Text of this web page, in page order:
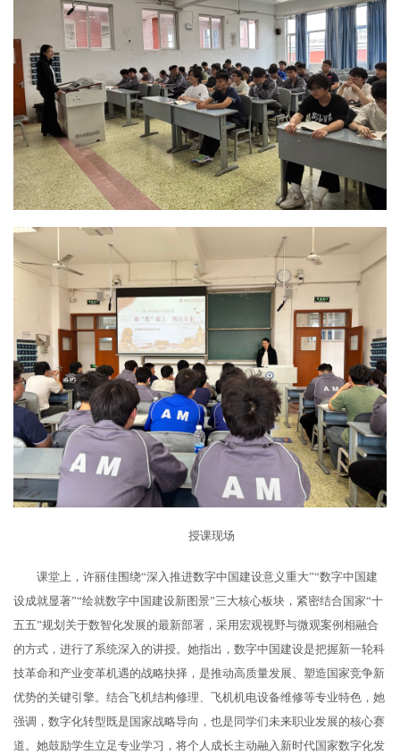
授课现场
课堂上，许丽佳围绕“深入推进数字中国建设意义重大”“数字中国建
设成就显著”“绘就数字中国建设新图景”三大核心板块，紧密结合国家“十
五五”规划关于数智化发展的最新部署，采用宏观视野与微观案例相融合
的方式，进行了系统深入的讲授。她指出，数字中国建设是把握新一轮科
技革命和产业变革机遇的战略抉择，是推动高质量发展、塑造国家竞争新
优势的关键引擎。结合飞机结构修理、飞机机电设备维修等专业特色，她
强调，数字化转型既是国家战略导向，也是同学们未来职业发展的核心赛
道。她鼓励学生立足专业学习，将个人成长主动融入新时代国家数字化发